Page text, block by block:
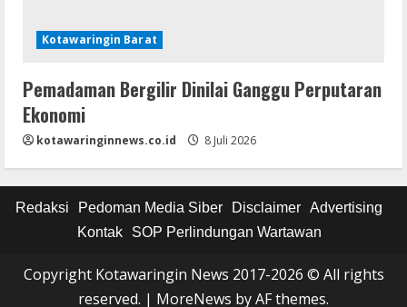
Kotawaringin Barat
Pemadaman Bergilir Dinilai Ganggu Perputaran
Ekonomi
kotawaringinnews.co.id 8 Juli 2026
Redaksi Pedoman Media Siber Disclaimer Advertising
Kontak
SOP Perlindungan Wartawan
Copyright Kotawaringin News 2017-2026 © All rights
reserved. | MoreNews by AF themes.